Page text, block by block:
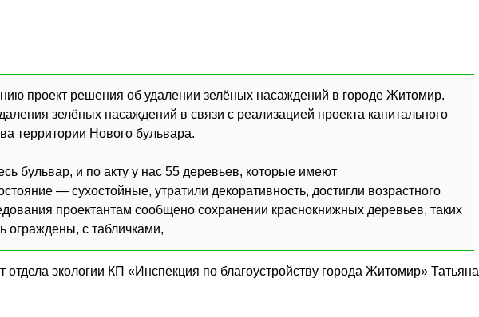
проект решения об удалении зелёных насаждений в городе Житомир.
зелёных насаждений в связи с реализацией проекта капитального
территории Нового бульвара.
бульвар, и по акту у нас 55 деревьев, которые имеют
— сухостойные, утратили декоративность, достигли возрастного
проектантам сообщено сохранении краснокнижных деревьев, таких
с табличками,
отдела экологии КП «Инспекция по благоустройству города Житомир» Татьяна